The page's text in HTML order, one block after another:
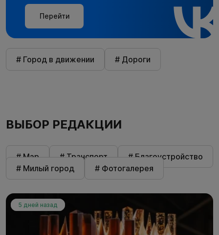
Перейти
# Город в движении # Дороги
ВЫБОР РЕДАКЦИИ
# Мэр # Транспорт
# Благоустройство
# Милый город
# Фотогалерея
5 дней назад